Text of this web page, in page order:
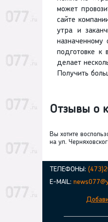
может
сайте
утра и
назначенному
подготовке к
делает
Получить
Отзывы о
Вы хотите
на ул.
ТЕЛЕФОНЫ:
E-MAIL: